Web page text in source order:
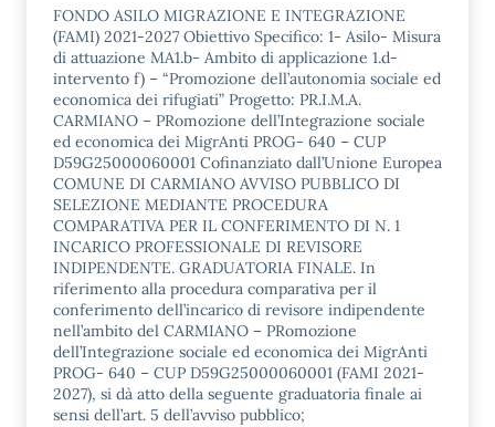
FONDO ASILO MIGRAZIONE E INTEGRAZIONE
(FAMI) 2021-2027 Obiettivo Specifico: 1- Asilo- Misura
di attuazione MA1.b- Ambito di applicazione 1.d-
intervento f) – “Promozione dell’autonomia sociale ed
economica dei rifugiati” Progetto: PR.I.M.A.
CARMIANO – PRomozione dell’Integrazione sociale
ed economica dei MigrAnti PROG- 640 – CUP
D59G25000060001 Cofinanziato dall’Unione Europea
COMUNE DI CARMIANO AVVISO PUBBLICO DI
SELEZIONE MEDIANTE PROCEDURA
COMPARATIVA PER IL CONFERIMENTO DI N. 1
INCARICO PROFESSIONALE DI REVISORE
INDIPENDENTE. GRADUATORIA FINALE. In
riferimento alla procedura comparativa per il
conferimento dell’incarico di revisore indipendente
nell’ambito del CARMIANO – PRomozione
dell’Integrazione sociale ed economica dei MigrAnti
PROG- 640 – CUP D59G25000060001 (FAMI 2021-
2027), si dà atto della seguente graduatoria finale ai
sensi dell’art. 5 dell’avviso pubblico;